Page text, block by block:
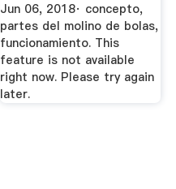
Jun 06, 2018· concepto,
partes del molino de bolas,
funcionamiento. This
feature is not available
right now. Please try again
later.